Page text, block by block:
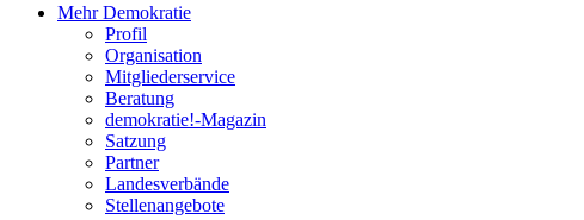
Mehr Demokratie
Profil
Organisation
Mitgliederservice
Beratung
demokratie!-Magazin
Satzung
Partner
Landesverbände
Stellenangebote